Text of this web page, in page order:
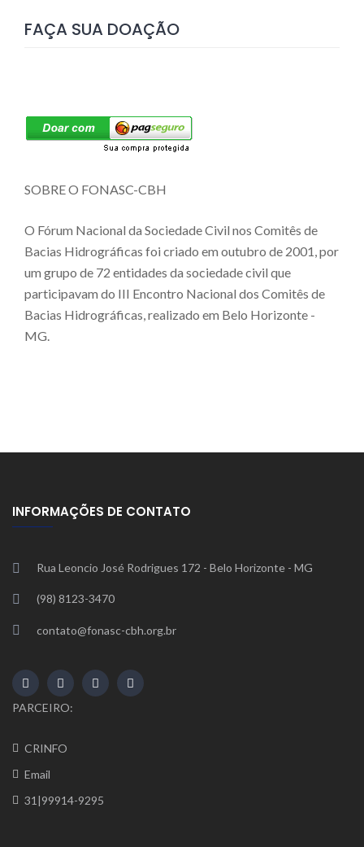
FAÇA SUA DOAÇÃO
SOBRE O FONASC-CBH
O Fórum Nacional da Sociedade Civil nos Comitês de
Bacias Hidrográficas foi criado em outubro de 2001, por
um grupo de 72 entidades da sociedade civil que
participavam do III Encontro Nacional dos Comitês de
Bacias Hidrográficas, realizado em Belo Horizonte -
MG.
INFORMAÇÕES DE CONTATO
Rua Leoncio José Rodrigues 172 - Belo Horizonte - MG
(98) 8123-3470
contato@fonasc-cbh.org.br
PARCEIRO:
CRINFO
Email
31|99914-9295